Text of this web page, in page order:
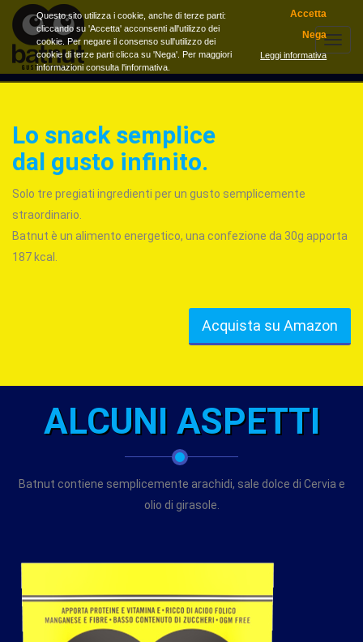
Menu
Lo snack semplice
dal gusto infinito.
Solo tre pregiati ingredienti per un gusto semplicemente
straordinario.
Batnut è un alimento energetico, una confezione da 30g apporta
187 kcal.
Acquista su Amazon
ALCUNI ASPETTI
Batnut contiene semplicemente arachidi, sale dolce di Cervia e
olio di girasole.
Questo sito utilizza i cookie, anche di terze parti:
cliccando su 'Accetta' acconsenti all'utilizzo dei
cookie. Per negare il consenso sull'utilizzo dei
cookie di terze parti clicca su 'Nega'. Per maggiori
informazioni consulta l'informativa.
Accetta
Nega
Leggi informativa